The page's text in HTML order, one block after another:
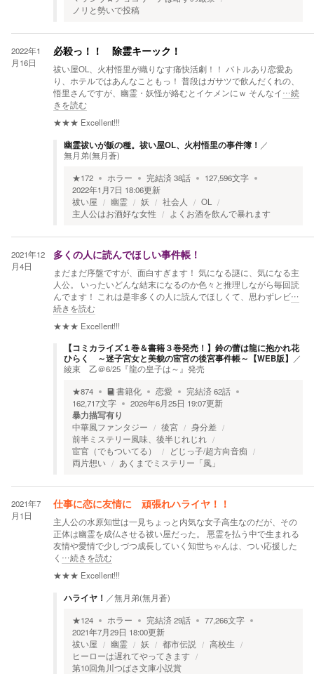
ノリと勢いで投稿
2022年1
月16日
必殺っ！！ 除霊キーック！
祓い屋OL、火村悟里が織りなす痛快活劇！！ バトルあり恋愛あ
り、ホテルではあんなこともっ！ 普段はガサツで飲んだくれの、
悟里さんですが、幽霊・妖怪が絡むとイケメンにｗ そんなイ…続
きを読む
★★★ Excellent!!!
幽霊祓いが飯の種。祓い屋OL、火村悟里の事件簿！ ／
無月弟(無月蒼)
★172 ホラー 完結済38話 127,596文字
2022年1月7日 18:06更新
祓い屋
幽霊 妖 社会人
OL
主人公はお酒好な女性
よくお酒を飲んで暴れます
2021年12
月4日
多くの人に読んでほしい事件帳！
まだまだ序盤ですが、面白すぎます！ 気になる謎に、気になる主
人公。 いったいどんな結末になるのか色々と推理しながら毎回読
んでます！ これは是非多くの人に読んでほしくて、思わずレビ…
続きを読む
★★★ Excellent!!!
【コミカライズ１巻＆書籍３巻発売！】鈴の蕾は龍に抱かれ花
ひらく ～迷子宮女と美貌の宦官の後宮事件帳～【WEB版】
／
綾束 乙＠6/25『龍の皇子は～』発売
★874 書籍化 恋愛 完結済 62話
162,717文字 2026年6月25日 19:07更新
暴力描写有り
中華風ファンタジー 後宮
身分差
前半ミステリー風味、後半じれじれ
宦官（でもついてる）
どじっ子/超方向音痴
両片想い
あくまでミステリー「風」
2021年7
月1日
仕事に恋に友情に 頑張れハライヤ！！
主人公の水原知世は一見ちょっと内気な女子高生なのだが、その
正体は幽霊を成仏させる祓い屋だった。 悪霊を払う中で生まれる
友情や愛情で少しづつ成長していく知世ちゃんは、つい応援した
く …続きを読む
★★★ Excellent!!!
ハライヤ！ ／無月弟(無月蒼)
★124 ホラー 完結済29話 77,266文字
2021年7月29日 18:00更新
祓い屋
幽霊 妖 都市伝説
高校生
ヒーローは遅れてやってきます
第10回角川つばさ文庫小説賞